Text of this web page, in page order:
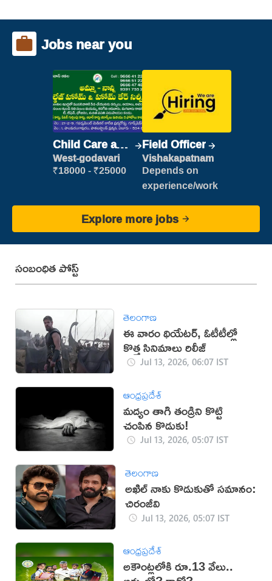
Jobs near you
Child Care and
Patient care
West-godavari
₹18000 - ₹25000
Field Officer
Vishakapatnam
Depends on
experience/work
Explore more jobs
సంబంధిత పోస్ట్
తెలంగాణ
ఈ వారం థియేటర్, ఓటీటీల్లో
కొత్త సినిమాలు రిలీజ్
Jul 13, 2026, 06:07 IST
ఆంధ్రప్రదేశ్
మద్యం తాగి తండ్రిని కొట్టి
చంపిన కొడుకు!
Jul 13, 2026, 05:07 IST
తెలంగాణ
అఖిల్‌ నాకు కొడుకుతో సమానం:
చిరంజీవి
Jul 13, 2026, 05:07 IST
ఆంధ్రప్రదేశ్
అకౌంట్లలోకి రూ.13 వేలు..